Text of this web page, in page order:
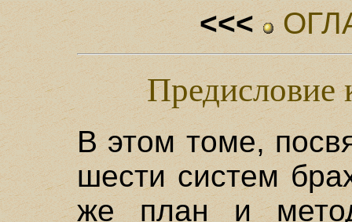
<<<
Предисловие
В этом томе,
шести систем
же план и